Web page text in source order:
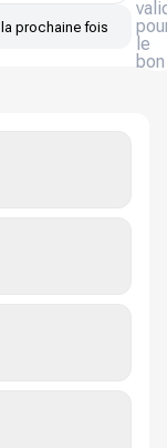
le
bon
prochaine fois